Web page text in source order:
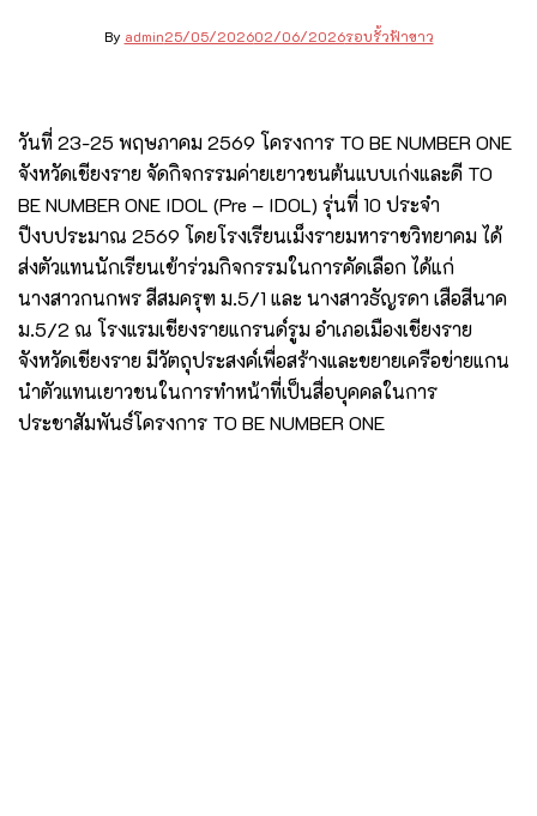
By admin25/05/202602/06/2026รอบรั้วฟ้าขาว
วันที่ 23-25 พฤษภาคม 2569 โครงการ TO BE NUMBER ONE
จังหวัดเชียงราย จัดกิจกรรมค่ายเยาวชนต้นแบบเก่งและดี TO
BE NUMBER ONE IDOL (Pre – IDOL) รุ่นที่ 10 ประจำ
ปีงบประมาณ 2569 โดยโรงเรียนเม็งรายมหาราชวิทยาคม ได้
ส่งตัวแทนนักเรียนเข้าร่วมกิจกรรมในการคัดเลือก ได้แก่
นางสาวกนกพร สีสมครุฑ ม.5/1 และ นางสาวธัญรดา เสือสีนาค
ม.5/2 ณ โรงแรมเชียงรายแกรนด์รูม อำเภอเมืองเชียงราย
จังหวัดเชียงราย มีวัตถุประสงค์เพื่อสร้างและขยายเครือข่ายแกน
นำตัวแทนเยาวชนในการทำหน้าที่เป็นสื่อบุคคลในการ
ประชาสัมพันธ์โครงการ TO BE NUMBER ONE